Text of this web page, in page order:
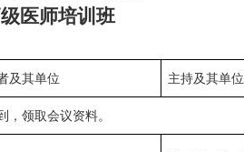
医师培训班
及其单位 主持及其单位
，领取会议资料。